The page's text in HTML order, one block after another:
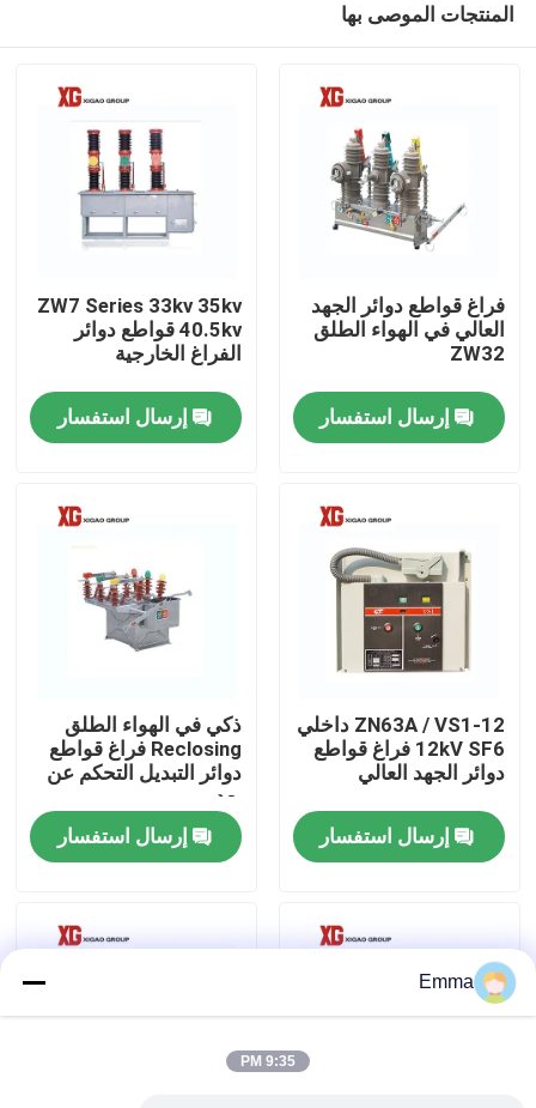
منزل، بيت
معلومات عنا
جولة في المعمل
مراقبة الجودة
اتصل بنا
اطلب اقتباس
تبديل كسر تحميل الهواء
SF6 تبديل كسر الحمل
المنتجات الموصى بها
فراغ قواطع دوائر الجهد
العالي في الهواء الطلق
ZW32
إرسال استفسار
ZW7 Series 33kv 35kv
40.5kv قواطع دوائر
الفراغ الخارجية
إرسال استفسار
ZN63A / VS1-12 داخلي
12kV SF6 فراغ قواطع
دوائر الجهد العالي
إرسال استفسار
ذكي في الهواء الطلق
Reclosing فراغ قواطع
دوائر التبديل التحكم عن
بعد
إرسال استفسار
Emma
9:35 PM